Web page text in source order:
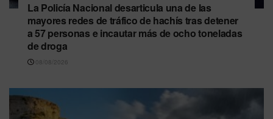
La Policía Nacional desarticula una de las
mayores redes de tráfico de hachís tras detener
a 57 personas e incautar más de ocho toneladas
de droga
08/08/2026